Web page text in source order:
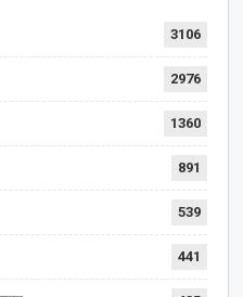
3106
2976
1360
891
539
441